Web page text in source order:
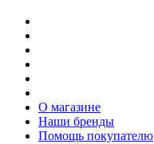
О магазине
Наши бренды
Помощь покупателю